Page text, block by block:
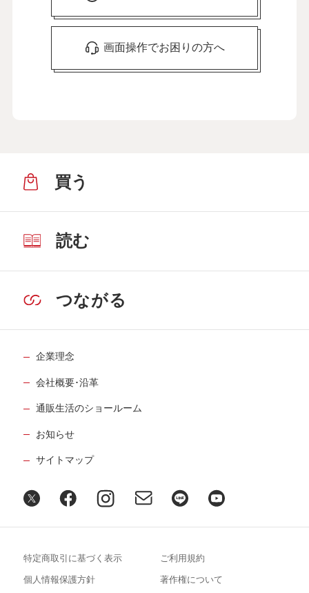
画面操作でお困りの方へ
買う
読む
つながる
企業理念
会社概要･沿革
通販生活のショールーム
お知らせ
サイトマップ
特定商取引に基づく表示 ご利用規約
個人情報保護方針 著作権について